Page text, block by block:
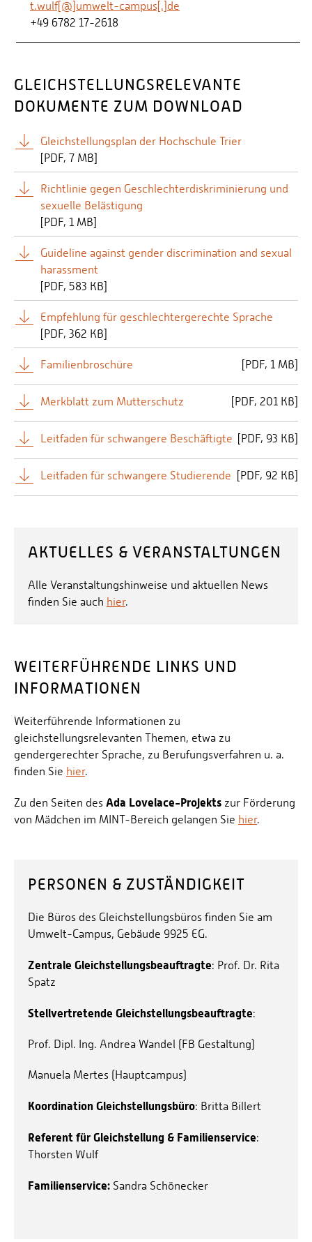
t.wulf[@]umwelt-campus[.]de
+49 6782 17-2618
GLEICHSTELLUNGSRELEVANTE
DOKUMENTE ZUM DOWNLOAD
Gleichstellungsplan der Hochschule Trier
[PDF 7 MB]
Richtlinie gegen Geschlechterdiskriminierung und
sexuelle Belästigung
[PDF 1 MB]
Guideline against gender discrimination and sexual
harassment
[PDF 583 KB]
Empfehlung für geschlechtergerechte Sprache
[PDF 362 KB]
Familienbroschüre [PDF 1 MB]
Merkblatt zum Mutterschutz [PDF 201 KB]
Leitfaden für schwangere Beschäftigte [PDF 93 KB]
Leitfaden für schwangere Studierende [PDF 92 KB]
AKTUELLES & VERANSTALTUNGEN
Alle Veranstaltungshinweise und aktuellen News
finden Sie auch hier.
WEITERFÜHRENDE LINKS UND
INFORMATIONEN
Weiterführende Informationen zu
gleichstellungsrelevanten Themen, etwa zu
gendergerechter Sprache, zu Berufungsverfahren u. a.
finden Sie hier.
Zu den Seiten des Ada Lovelace-Projekts zur Förderung
von Mädchen im MINT-Bereich gelangen Sie hier.
PERSONEN & ZUSTÄNDIGKEIT
Die Büros des Gleichstellungsbüros finden Sie am
Umwelt-Campus, Gebäude 9925 EG.
Zentrale Gleichstellungsbeauftragte: Prof. Dr. Rita
Spatz
Stellvertretende Gleichstellungsbeauftragte:
Prof. Dipl. Ing. Andrea Wandel (FB Gestaltung)
Manuela Mertes (Hauptcampus)
Koordination Gleichstellungsbüro: Britta Billert
Referent für Gleichstellung & Familienservice:
Thorsten Wulf
Familienservice: Sandra Schönecker